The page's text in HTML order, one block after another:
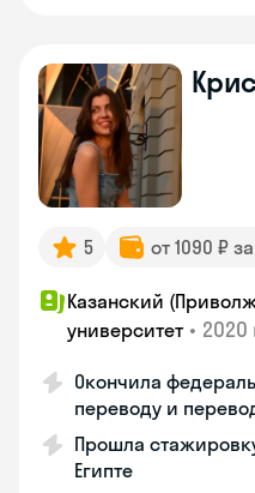
5 от 1090 ₽
Казанский
университет • 2020
Окончила
переводу и
Прошла
Египте